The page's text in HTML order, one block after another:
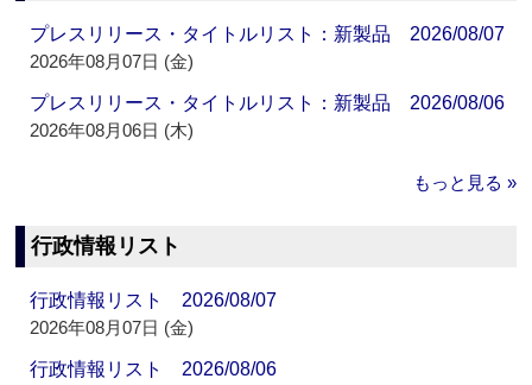
プレスリリース・タイトルリスト：新製品 2026/08/07
2026年08月07日 (金)
プレスリリース・タイトルリスト：新製品 2026/08/06
2026年08月06日 (木)
もっと見る »
行政情報リスト
行政情報リスト 2026/08/07
2026年08月07日 (金)
行政情報リスト 2026/08/06